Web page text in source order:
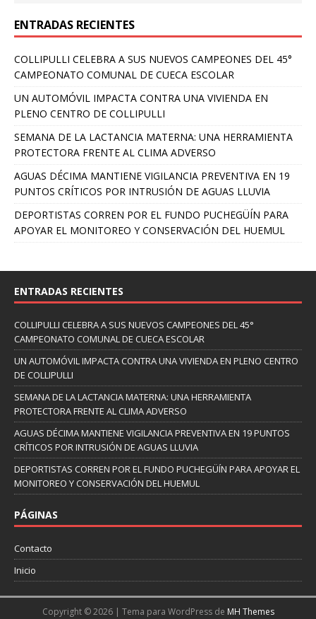
ENTRADAS RECIENTES
COLLIPULLI CELEBRA A SUS NUEVOS CAMPEONES DEL 45°
CAMPEONATO COMUNAL DE CUECA ESCOLAR
UN AUTOMÓVIL IMPACTA CONTRA UNA VIVIENDA EN
PLENO CENTRO DE COLLIPULLI
SEMANA DE LA LACTANCIA MATERNA: UNA HERRAMIENTA
PROTECTORA FRENTE AL CLIMA ADVERSO
AGUAS DÉCIMA MANTIENE VIGILANCIA PREVENTIVA EN 19
PUNTOS CRÍTICOS POR INTRUSIÓN DE AGUAS LLUVIA
DEPORTISTAS CORREN POR EL FUNDO PUCHEGÜÍN PARA
APOYAR EL MONITOREO Y CONSERVACIÓN DEL HUEMUL
ENTRADAS RECIENTES
COLLIPULLI CELEBRA A SUS NUEVOS CAMPEONES DEL 45°
CAMPEONATO COMUNAL DE CUECA ESCOLAR
UN AUTOMÓVIL IMPACTA CONTRA UNA VIVIENDA EN PLENO CENTRO
DE COLLIPULLI
SEMANA DE LA LACTANCIA MATERNA: UNA HERRAMIENTA
PROTECTORA FRENTE AL CLIMA ADVERSO
AGUAS DÉCIMA MANTIENE VIGILANCIA PREVENTIVA EN 19 PUNTOS
CRÍTICOS POR INTRUSIÓN DE AGUAS LLUVIA
DEPORTISTAS CORREN POR EL FUNDO PUCHEGÜÍN PARA APOYAR EL
MONITOREO Y CONSERVACIÓN DEL HUEMUL
PÁGINAS
Contacto
Inicio
Copyright © 2026 | Tema para WordPress de MH Themes